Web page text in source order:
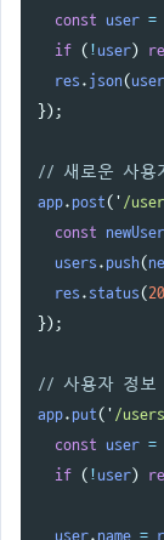
const user =
if ( !user)
res . json(user
});
// 새로운 사용
app. post( ' /
const newUser
users . push(
res .status(
});
// 사용자 정보
app. put( ' /
const user =
if ( !user)
user. name =